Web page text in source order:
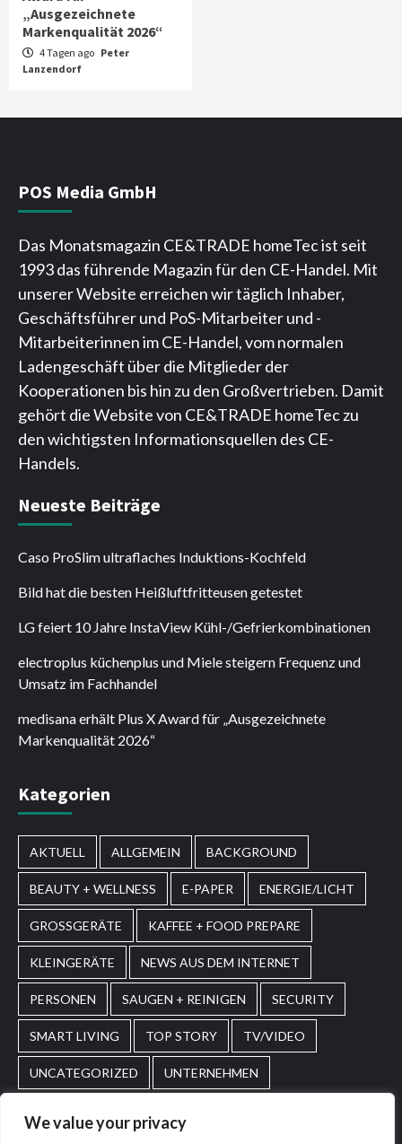
We value your privacy
„Ausgezeichnete
Markenqualität 2026“
4 Tagen ago Peter
Lanzendorf
POS Media GmbH
Das Monatsmagazin CE&TRADE homeTec ist seit
1993 das führende Magazin für den CE-Handel. Mit
unserer Website erreichen wir täglich Inhaber,
Geschäftsführer und PoS-Mitarbeiter und -
Mitarbeiterinnen im CE-Handel, vom normalen
Ladengeschäft über die Mitglieder der
Kooperationen bis hin zu den Großvertrieben. Damit
gehört die Website von CE&TRADE homeTec zu
den wichtigsten Informationsquellen des CE-
Handels.
Neueste Beiträge
Caso ProSlim ultraflaches Induktions-Kochfeld
Bild hat die besten Heißluftfritteusen getestet
LG feiert 10 Jahre InstaView Kühl-/Gefrierkombinationen
electroplus küchenplus und Miele steigern Frequenz und
Umsatz im Fachhandel
medisana erhält Plus X Award für „Ausgezeichnete
Markenqualität 2026“
Kategorien
AKTUELL ALLGEMEIN BACKGROUND
BEAUTY + WELLNESS E-PAPER ENERGIE/LICHT
GROSSGERÄTE KAFFEE + FOOD PREPARE
KLEINGERÄTE NEWS AUS DEM INTERNET
PERSONEN SAUGEN + REINIGEN SECURITY
SMART LIVING TOP STORY TV/VIDEO
UNCATEGORIZED UNTERNEHMEN